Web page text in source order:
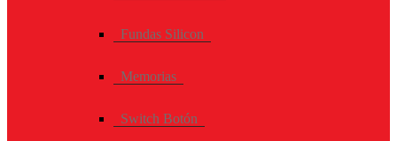
Fundas Silicon
Memorias
Switch Botón